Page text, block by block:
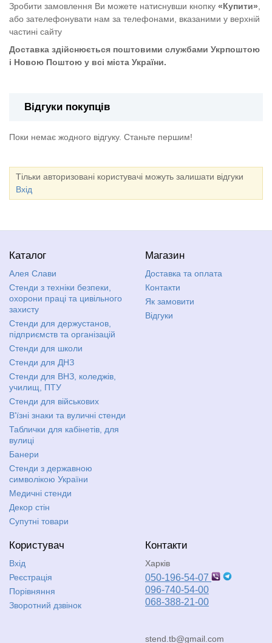
Зробити замовлення Ви можете натиснувши кнопку «Купити»
або зателефонувати нам за телефонами, вказаними у верхній
частині сайту
Доставка здійснюється поштовими службами Укрпоштою
і Новою Поштою у всі міста України.
Відгуки покупців
Поки немає жодного відгуку. Станьте першим!
Тільки авторизовані користувачі можуть залишати відгуки
Вхід
Каталог
Алея Слави
Стенди з техніки безпеки,
охорони праці та цивільного
захисту
Стенди для держустанов,
підприємств та організацій
Стенди для школи
Стенди для ДНЗ
Стенди для ВНЗ, коледжів,
училищ, ПТУ
Стенди для військових
В'їзні знаки та вуличні стенди
Таблички для кабінетів, для
вулиці
Банери
Стенди з державною
символікою України
Медичні стенди
Декор стін
Супутні товари
Магазин
Доставка та оплата
Контакти
Як замовити
Відгуки
Користувач
Вхід
Реєстрація
Порівняння
Зворотний дзвінок
Контакти
Харків
050-196-54-07
096-740-54-00
068-388-21-00
stend.tb@gmail.com